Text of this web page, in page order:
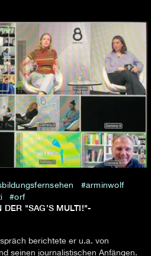
arminwolf
orf
DER "SAG’S MULTI!"-
berichtete er u.a. von
seinen journalistischen Anfängen.